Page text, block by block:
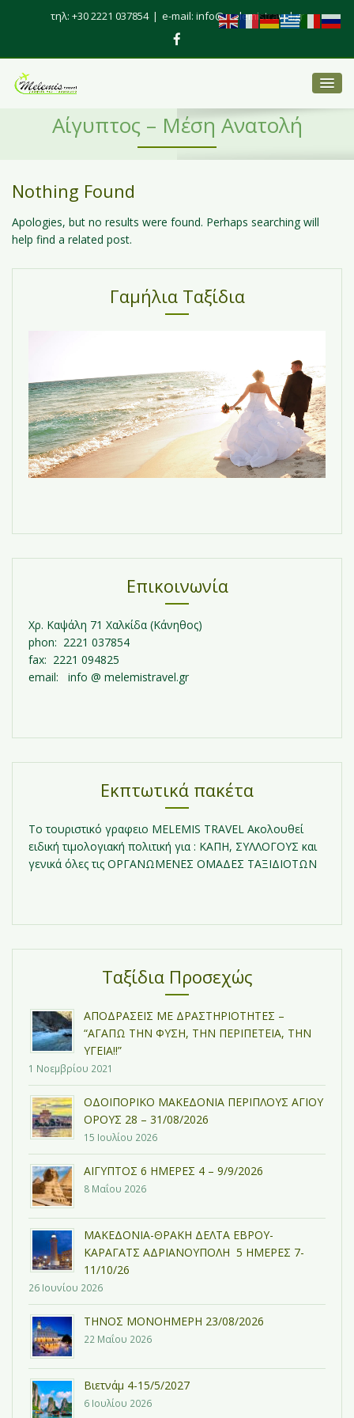
τηλ: +30 2221 037854 | e-mail: info@melemistravel.gr
Αίγυπτος – Μέση Ανατολή
Nothing Found
Apologies, but no results were found. Perhaps searching will
help find a related post.
Γαμήλια Ταξίδια
Επικοινωνία
Χρ. Καψάλη 71 Χαλκίδα (Κάνηθος)
phon: 2221 037854
fax: 2221 094825
email: info @ melemistravel.gr
Εκπτωτικά πακέτα
Τo τουριστικό γραφειο MELEMIS TRAVEL Ακολουθεί
ειδική τιμολογιακή πολιτική για : ΚΑΠΗ, ΣΥΛΛΟΓΟΥΣ και
γενικά όλες τις ΟΡΓΑΝΩΜΕΝΕΣ ΟΜΑΔΕΣ ΤΑΞΙΔΙΟΤΩΝ
Ταξίδια Προσεχώς
ΑΠΟΔΡΑΣΕΙΣ ΜΕ ΔΡΑΣΤΗΡΙΟΤΗΤΕΣ –
“ΑΓΑΠΩ ΤΗΝ ΦΥΣΗ, ΤΗΝ ΠΕΡΙΠΕΤΕΙΑ, ΤΗΝ
ΥΓΕΙΑ!!”
1 Νοεμβρίου 2021
ΟΔΟΙΠΟΡΙΚΟ ΜΑΚΕΔΟΝΙΑ ΠΕΡΙΠΛΟΥΣ ΑΓΙΟΥ
ΟΡΟΥΣ 28 – 31/08/2026
15 Ιουλίου 2026
ΑΙΓΥΠΤΟΣ 6 ΗΜΕΡΕΣ 4 – 9/9/2026
8 Μαΐου 2026
ΜΑΚΕΔΟΝΙΑ-ΘΡΑΚΗ ΔΕΛΤΑ ΕΒΡΟΥ-
ΚΑΡΑΓΑΤΣ ΑΔΡΙΑΝΟΥΠΟΛΗ 5 ΗΜΕΡΕΣ 7-
11/10/26
26 Ιουνίου 2026
ΤΗΝΟΣ ΜΟΝΟΗΜΕΡΗ 23/08/2026
22 Μαΐου 2026
Βιετνάμ 4-15/5/2027
6 Ιουλίου 2026